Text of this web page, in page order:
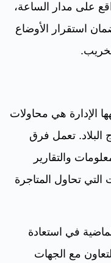
على مدار الساعة،
استقرار الأوضاع
الإدارة هي محاولات
البلاد. تعمل فرق
والتقارير
التي تحاول المتاجرة
في استعادة
مع الجهات